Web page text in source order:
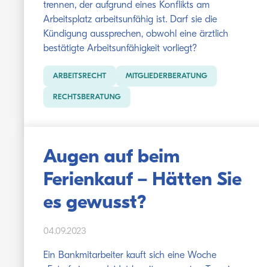
trennen, der aufgrund eines Konflikts am
Arbeitsplatz arbeitsunfähig ist. Darf sie die
Kündigung aussprechen, obwohl eine ärztlich
bestätigte Arbeitsunfähigkeit vorliegt?
ARBEITSRECHT MITGLIEDERBERATUNG
RECHTSBERATUNG
Augen auf beim
Ferienkauf – Hätten Sie
es gewusst?
04.09.2023
Ein Bankmitarbeiter kauft sich eine Woche